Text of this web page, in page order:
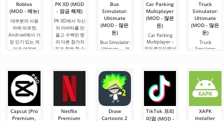
Roblox
(MOD - 메뉴)
대부분의 사용
자에 따르면,
Android에서 가
장 인기 있는 게
임은 여전히
무한한 가능성
으로 주목받으
며, 사용자들을.
PK XD (MOD
- 잠금 해제)
PK XD에서 자신
의 아바타를 만
들고 수백만 명
의 다른 참가자
들과 함께 할 수
간단한 게임 플
레이로 인해 모
든 연령대의 사
람들이 즐길 수
있으며, 온
Bus
Simulator:
Ultimate
(MOD - 많은
돈)
Bus Simulator:
Ultimate — 전
무한한 가능성
을 제공하는 화
려하고 흥미로
운 안드로이드
게임입니다. 흥
미진진한 모험
과 현실적인 도
시.
Car Parking
Multiplayer
(MOD - 많은
돈)
Car Parking
Multiplayer –
안드로이드에서
소를 사용하여
운전자의 역할
을 맡게 됩니다.
총 86개의 다양
한 레벨이
Truck
Simulator:
Ultimate
(MOD - 많은
돈)
Truck
Simulator:
비즈니스 요소
의 성공적인 결
합을 안드로이
드에서 제공합
사용자에게 화
물 트럭
Capcut (Pro
Premium,
Netflix
Premium
Draw
Cartoons 2
TikTok 프리
미엄 (MOD -
XAPK
Installer